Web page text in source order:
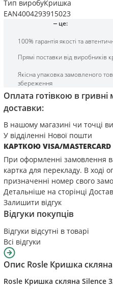
Тип виробуКришка
EAN4004293915023
це:
100% гарантія якості та
Прямі поставки від виробників
Якісна упаковка замовленого
збереження
Оплата готівкою в
доставки:
В нашому магазині чи точці
У відділенні Нової пошти
КАРТКОЮ VISA/MASTERCARD
При оформленні замовлення
картка для перекладу. В ході
призначенні номер свого
Детальніше на сторінці
Залишити відгук
Відгуки покупців
Відгуки відсутні в товарі
Всі відгуки
Опис Rosle Кришка
Rosle Кришка скляна Silence